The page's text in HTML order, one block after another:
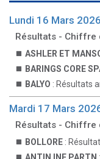
Lundi 16 Mars 2026
Résultats -
ASHLER ET
BARINGS CORE
BALYO : Résultats
Mardi 17 Mars
Résultats -
BOLLORE :